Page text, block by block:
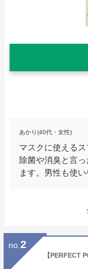
あかり(40代・女性)
マスクに使える
除菌や消臭と言
ます。男性も使
no. 2